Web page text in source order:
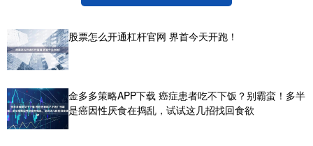
股票怎么开通杠杆官网 界首今天开跑！
金多多策略APP下载 癌症患者吃不下饭？别霸蛮！多半
是癌因性厌食在捣乱，试试这几招找回食欲